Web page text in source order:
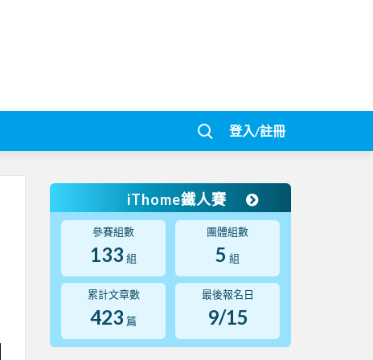
登入/註冊
iThome鐵人賽
參賽組數
133 組
團體組數
5 組
累計文章數
423 篇
最後報名日
9/15